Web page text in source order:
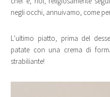
negli occhi, annuivamo, come
L’ultimo piatto, prima del
patate con una crema di
strabiliante!